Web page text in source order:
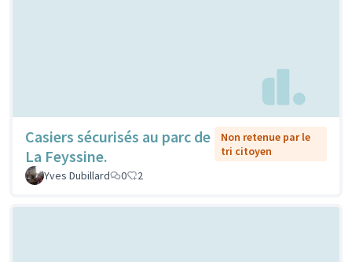
Casiers sécurisés au parc de
La Feyssine.
Non retenue par le
tri citoyen
Yves Dubillard
0 2